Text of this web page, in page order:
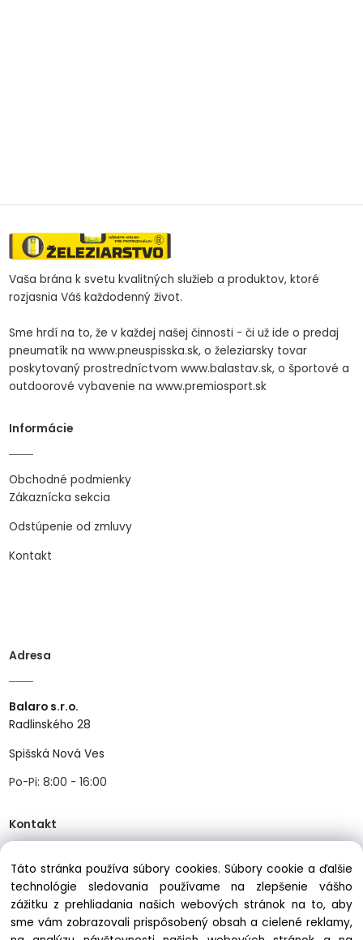
Vaša brána k svetu kvalitných služieb a produktov, ktoré
rozjasnia Váš každodenný život.
Sme hrdí na to, že v každej našej činnosti - či už ide o predaj
pneumatík na www.pneuspisska.sk, o železiarsky tovar
poskytovaný prostredníctvom www.balastav.sk, o športové a
outdoorové vybavenie na www.premiosport.sk
Informácie
Obchodné podmienky
Zákaznícka sekcia
Odstúpenie od zmluvy
Kontakt
Adresa
Balaro s.r.o.
Radlinského 28
Spišská Nová Ves
Po-Pi: 8:00 - 16:00
Kontakt
Tel:+421534466489
Mail:info@balastav.sk
Táto stránka používa súbory cookies. Súbory cookie a ďalšie
technológie sledovania používame na zlepšenie vášho
zážitku z prehliadania našich webových stránok na to, aby
sme vám zobrazovali prispôsobený obsah a cielené reklamy,